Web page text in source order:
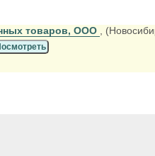
товаров, ООО ,